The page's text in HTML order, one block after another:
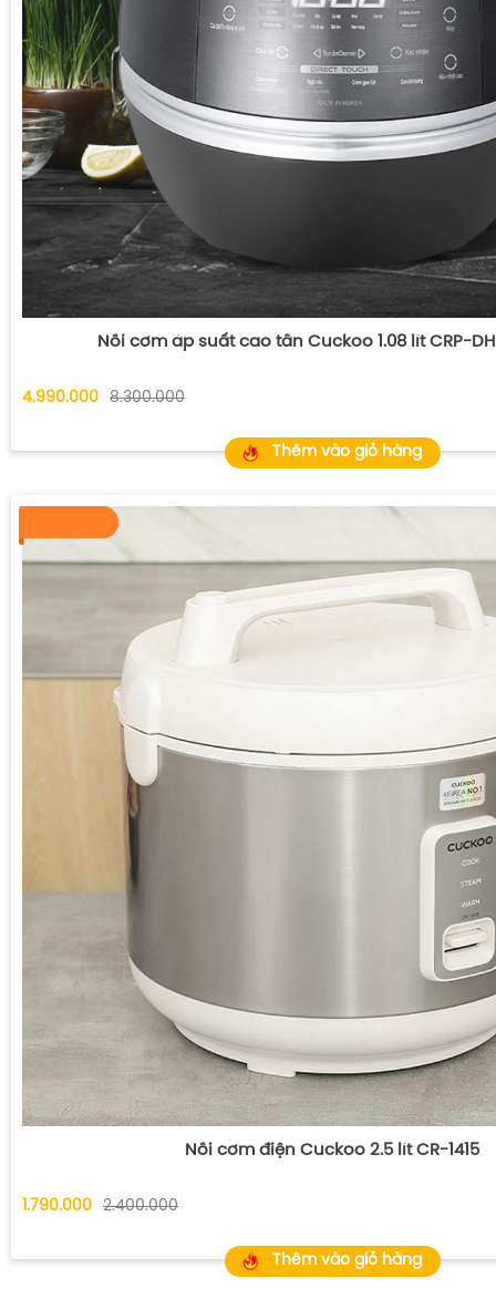
Nồi cơm áp suất cao tần Cuckoo 1.08 lít CRP-
4.990.000 8.300.000
Thêm vào giỏ hàng
Nồi cơm điện Cuckoo 2.5 lít CR-1415
1.790.000 2.400.000
Thêm vào giỏ hàng